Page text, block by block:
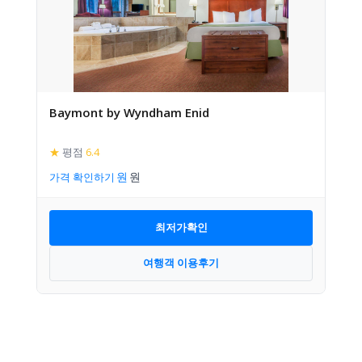
Baymont by Wyndham Enid
★ 평점 6.4
가격 확인하기
최저가확인
여행객 이용후기